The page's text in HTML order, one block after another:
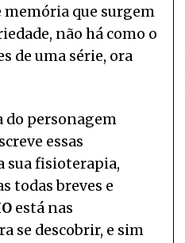
memória que surgem
não há como o
de uma série, ora
do personagem
essas
sua fisioterapia,
todas breves e
está nas
se descobrir, e sim